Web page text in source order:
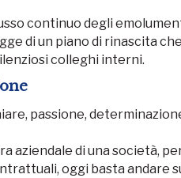
continuo degli
di un piano di rinascita
colleghi interni.
passione,
aziendale di una società,
oggi basta andare